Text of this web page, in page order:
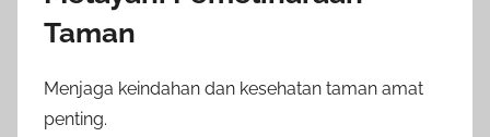
Taman
Menjaga keindahan dan kesehatan taman amat
penting.